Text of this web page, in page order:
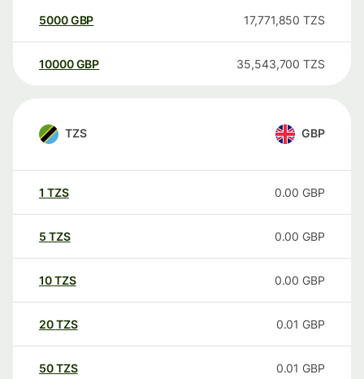
5000GBP 17,771,850 TZS
10000 GBP 35,543,700 TZS
TZS GBP
1 TZS 0.00 GBP
5 TZS 0.00 GBP
10TZS 0.00 GBP
20TZS 0.01 GBP
50TZS 0.01 GBP